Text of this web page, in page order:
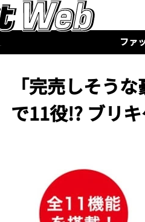
ファ
「完売しそう
で11役!? ブリ